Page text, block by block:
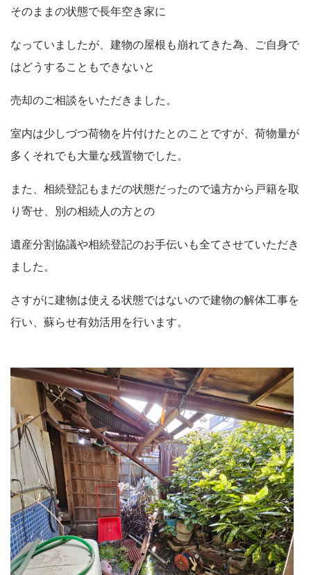
そのままの状態で長年空き家に
なっていましたが、建物の屋根も崩れてきた為、ご自身で
はどうすることもできないと
売却のご相談をいただきました。
室内は少しづつ荷物を片付けたとのことですが、荷物量が
多くそれでも大量な残置物でした。
また、相続登記もまだの状態だったので遠方から戸籍を取
り寄せ、別の相続人の方との
遺産分割協議や相続登記のお手伝いも全てさせていただき
ました。
さすがに建物は使える状態ではないので建物の解体工事を
行い、蘇らせ有効活用を行います。